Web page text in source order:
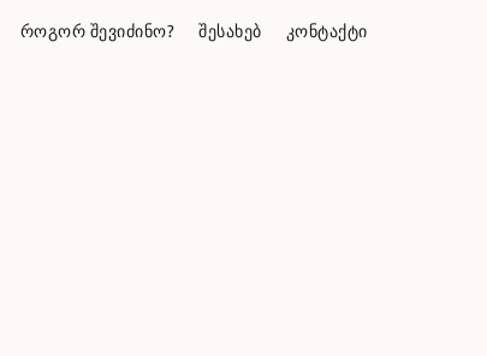
ᲠᲝᲒᲝᲠ ᲨᲔᲕᲘᲫᲘᲜᲝ? ᲨᲔᲡᲐᲮᲔᲑ ᲙᲝᲜᲢᲐᲥᲢᲘ